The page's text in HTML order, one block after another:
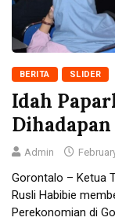
BERITA SLIDER
Idah
Admin
Gorontalo – Ketua
Rusli Habibie
Perekonomian di